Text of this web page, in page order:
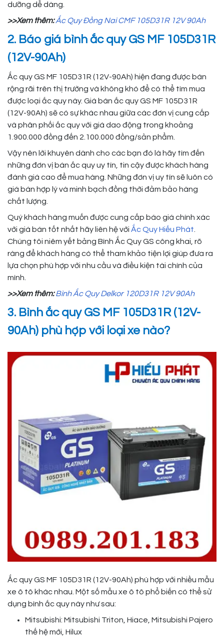
dưỡng dễ dàng.
>>Xem thêm:Ắc Quy Đồng Nai CMF 105D31R 12V 90Ah
2. Báo giá bình ắc quy GS MF 105D31R
(12V-90Ah)
Ắc quy GS MF 105D31R (12V-90Ah) hiện đang được bán
rộng rãi trên thị trường và không khó để có thể tìm mua
được loại ắc quy này. Giá bán ắc quy GS MF 105D31R
(12V-90Ah) sẽ có sự khác nhau giữa các đơn vị cung cấp
và phân phối ắc quy với giá dao động trong khoảng
1.900.000 đồng đến 2.100.000 đồng/sản phẩm.
Vậy nên lời khuyên dành cho các bạn đó là hãy tìm đến
những đơn vị bán ắc quy uy tín, tin cậy được khách hàng
đánh giá cao để mua hàng. Những đơn vị uy tín sẽ luôn có
giá bán hợp lý và minh bạch đồng thời đảm bảo hàng
chất lượng.
Quý khách hàng muốn được cung cấp báo giá chính xác
với giá bán tốt nhất hãy liên hệ với Ắc Quy Hiếu Phát
Chúng tôi niêm yết bảng Bình Ắc Quy GS công khai, rõ
ràng để khách hàng có thể tham khảo tiện lợi giúp đưa ra
lựa chọn phù hợp với nhu cầu và điều kiện tài chính của
mình.
>>Xem thêm:Bình Ắc Quy Delkor 120D31R 12V 90Ah
3. Bình ắc quy GS MF 105D31R (12V-
90Ah) phù hợp với loại xe nào?
Ắc quy GS MF 105D31R (12V-90Ah) phù hợp với nhiều mẫu
xe ô tô khác nhau. Một số mẫu xe ô tô phổ biến có thể sử
dụng bình ắc quy này như sau:
Mitsubishi: Mitsubishi Triton, Hiace, Mitsubishi Pajero
thế hệ mới, Hilux